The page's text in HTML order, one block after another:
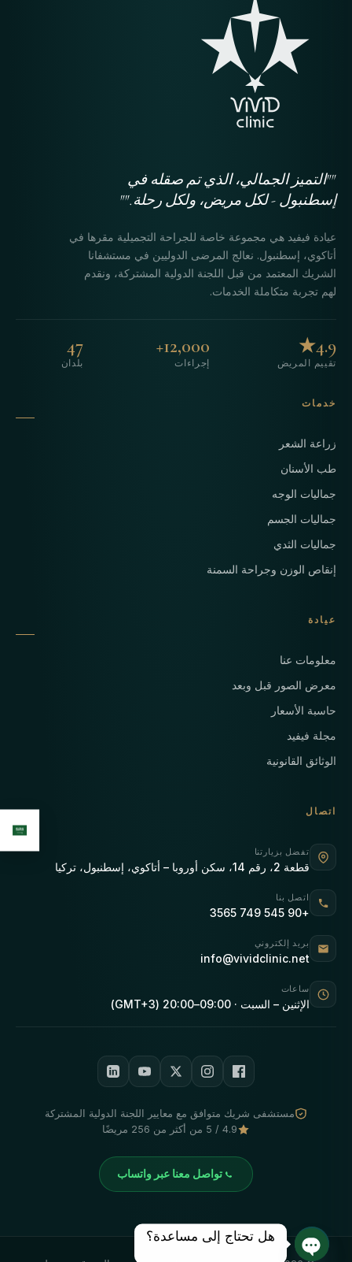
""التميز الجمالي، الذي تم صقله في
إسطنبول - لكل مريض، ولكل رحلة.""
عيادة فيفيد هي مجموعة خاصة للجراحة التجميلية مقرها في
أتاكوي، إسطنبول. نعالج المرضى الدوليين في مستشفانا
الشريك المعتمد من قبل اللجنة الدولية المشتركة، ونقدم
لهم تجربة متكاملة الخدمات.
4.9★
تقييم المريض
12,000+
إجراءات
47
بلدان
خدمات
زراعة الشعر
طب الأسنان
جماليات الوجه
جماليات الجسم
جماليات الثدي
إنقاص الوزن وجراحة السمنة
عيادة
معلومات عنا
معرض الصور قبل وبعد
حاسبة الأسعار
مجلة فيفيد
الوثائق القانونية
اتصال
تفضل بزيارتنا
قطعة 2، رقم 14، سكن أوروبا – أتاكوي، إسطنبول، تركيا
اتصل بنا
+90 545 749 3565
بريد إلكتروني
info@vividclinic.net
ساعات
الإثنين – السبت · 09:00–20:00 (GMT+3)
مستشفى شريك متوافق مع معايير اللجنة الدولية المشتركة
4.9 / 5 من أكثر من 256 مريضًا
تواصل معنا عبر واتساب
هل تحتاج إلى مساعدة؟